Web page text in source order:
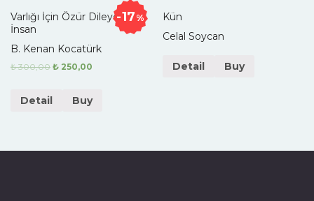
17%
Varlığı İçin Özür Dileyen
İnsan
B. Kenan Kocatürk
₺300,00 ₺ 250,00
Detail Buy
Kün
Celal Soycan
Detail Buy